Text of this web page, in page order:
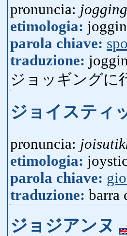
pronuncia:
etimologia:
parola chiave:
traduzione:
ジョッギングに
ジョイスティ
pronuncia:
etimologia:
parola chiave:
traduzione: barra
ジョジアンヌ